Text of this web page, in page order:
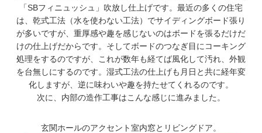
「SBフィニュッシュ」吹放し仕上げです。最近の多くの住宅
は、乾式工法（水を使わない工法）でサイディングボード張り
が多いですが、重厚感や趣を感じないのはボードを張るだけだ
けの仕上げだからです。そしてボードのつなぎ目にコーキング
処理をするのですが、これが数年も経てば風化して汚れ、外観
を台無しにするのです。湿式工法の仕上げも月日と共に経年変
化しますが、逆に味わいや趣を持たせてくれるのです。
次に、内部の造作工事はこんな感じに進みました。
玄関ホールのアクセント室内窓とリビングドア。